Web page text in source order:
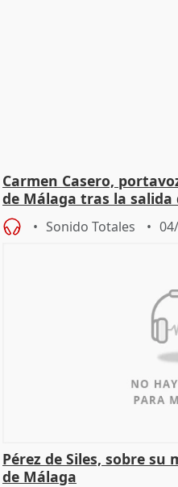
Carmen Casero,
de Málaga tras la salida
Sonido Totales
Pérez de Siles, sobre
de Málaga